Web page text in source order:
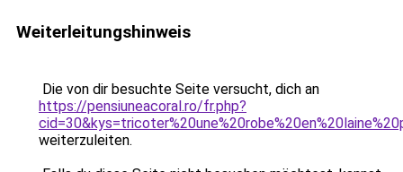
Weiterleitungshinweis
Die von dir besuchte Seite versucht, dich an
https://pensiuneacoral.ro/fr.php?
weiterzuleiten.